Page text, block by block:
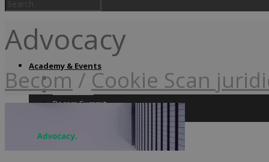
Academy & Events
Friday Snacks
Formations
Becom Summit
Advocacy
Becom / Cookie Scan